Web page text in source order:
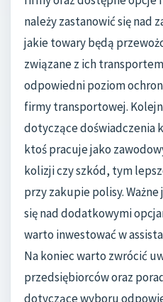
należy zastanowić się nad
jakie towary będą
związane z ich
odpowiedni poziom
firmy transportowej.
dotyczące doświadczenia
ktoś pracuje jako
kolizji czy szkód, tym
przy zakupie polisy.
się nad dodatkowymi
warto inwestować w
Na koniec warto zwrócić
przedsiębiorców oraz
dotyczące wyboru